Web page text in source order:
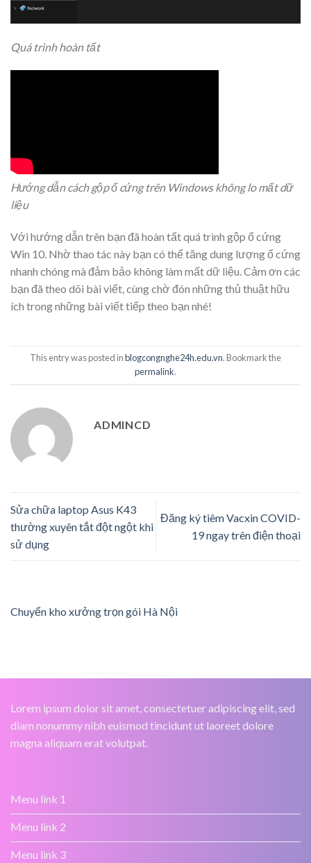
Quá trình hoàn tất
Hướng dẫn cách gộp ổ cứng trên Windows không lo mất dữ
liệu
Với hướng dẫn trên bạn đã hoàn tất quá trình gộp ổ cứng
Win 10. Nhờ thao tác này bạn có thể tăng dung lượng ổ cứng
nhanh chóng mà đảm bảo không làm mất dữ liệu. Cảm ơn các
bạn đã theo dõi bài viết, cùng chờ đón những thủ thuật hữu
ích trong những bài viết tiếp theo bạn nhé!
This entry was posted inblogcongnghe24h.edu.vn. Bookmark the
permalink.
ADMINCD
Sửa chữa laptop Asus K43
thường xuyên tắt đột ngột khi
sử dụng
Đăng ký tiêm Vacxin COVID-
19 ngay trên điện thoại
Chuyển kho xưởng trọn gói Hà Nội
Lorem ipsum dolor sit amet, consectetuer adipiscing elit, sed
diam nonummy nibh euismod tincidunt ut laoreet dolore
magna aliquam erat volutpat.
Menu link 1
Menu link 2
Menu link 3